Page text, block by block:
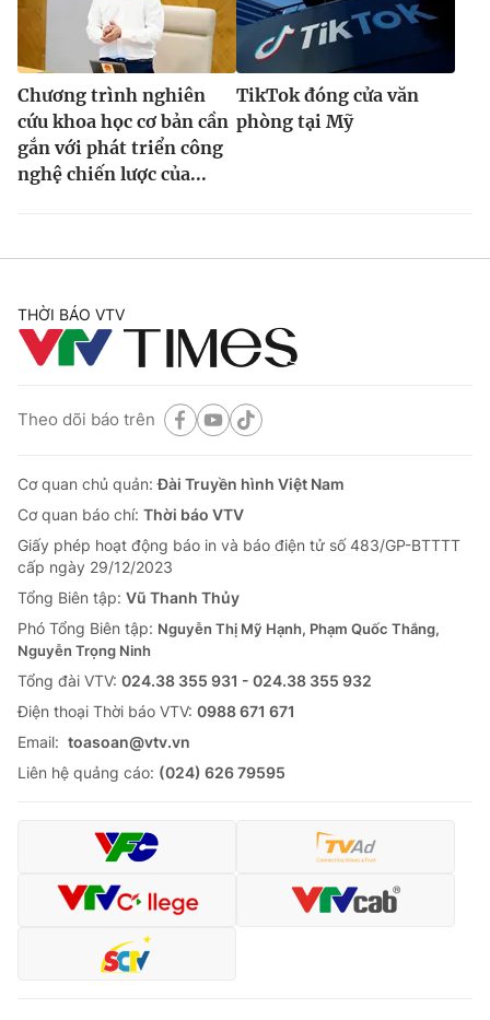
Chương trình nghiên
cứu khoa học cơ bản cần
gắn với phát triển công
nghệ chiến lược của...
TikTok đóng cửa văn
phòng tại Mỹ
THỜI BÁO VTV
Theo dõi báo trên
Cơ quan chủ quản:Đài Truyền hình Việt Nam
Cơ quan báo chí: Thời báo VTV
Giấy phép hoạt động báo in và báo điện tử số 483/GP-BTTTT
cấp ngày 29/12/2023
Tổng Biên tập: Vũ Thanh Thủy
Phó Tổng Biên tập: Nguyễn Thị Mỹ Hạnh, Phạm Quốc Thắng,
Nguyễn Trọng Ninh
Tổng đài VTV: 024.38 355 931 - 024.38 355 932
Ðiện thoại Thời báo VTV: 0988 671 671
Email: toasoan@vtv.vn
Liên hệ quảng cáo: (024) 626 79595